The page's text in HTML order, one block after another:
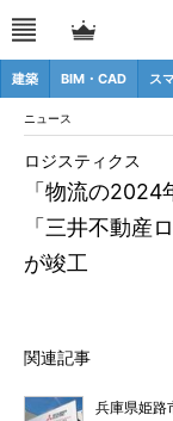
建築 BIM・CAD ス
ニュース
「物流の
「三井不動産
が竣工
ロジスティクス
関連記事
兵庫県姫路